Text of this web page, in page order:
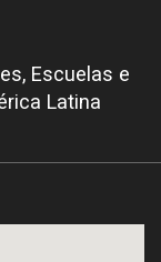
Escuelas e
Latina